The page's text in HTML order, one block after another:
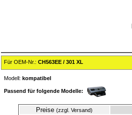
Für OEM-Nr.: CH563EE / 301 XL
Modell: kompatibel
Passend für folgende Modelle:
Preise (zzgl. Versand)